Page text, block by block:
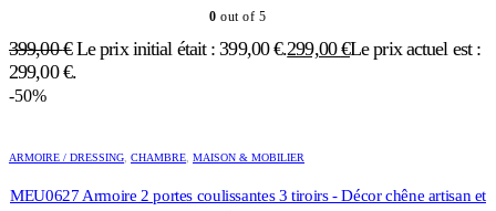
0 out of 5
399,00€ Le prix initial était : 399,00 €.299,00€Le prix actuel est :
299,00 €.
-50%
ARMOIRE / DRESSING CHAMBRE MAISON & MOBILIER
MEU0627 Armoire 2 portes coulissantes 3 tiroirs - Décor chêne artisan et